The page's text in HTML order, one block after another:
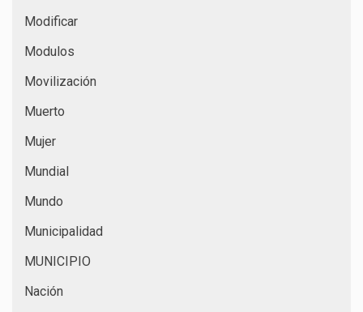
Modificar
Modulos
Movilización
Muerto
Mujer
Mundial
Mundo
Municipalidad
MUNICIPIO
Nación